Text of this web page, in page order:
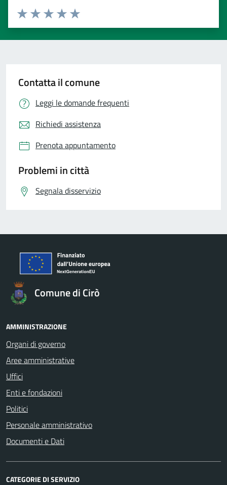
Valuta 5 stelle su 5
Valuta 4 stelle su 5
Valuta 3 stelle su 5
Valuta 2 stelle su 5
Valuta 1 stelle su 5
Contatta il comune
Leggi le domande frequenti
Richiedi assistenza
Prenota appuntamento
Problemi in città
Segnala disservizio
Comune di Cirò
AMMINISTRAZIONE
Organi di governo
Aree amministrative
Uffici
Enti e fondazioni
Politici
Personale amministrativo
Documenti e Dati
CATEGORIE DI SERVIZIO